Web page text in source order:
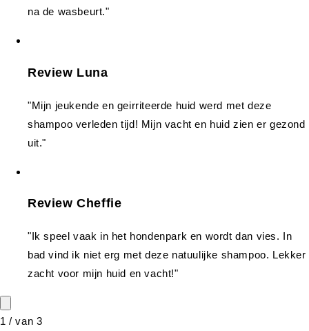
na de wasbeurt."
Review Luna
"Mijn jeukende en geirriteerde huid werd met deze
shampoo verleden tijd! Mijn vacht en huid zien er gezond
uit."
Review Cheffie
"Ik speel vaak in het hondenpark en wordt dan vies. In
bad vind ik niet erg met deze natuulijke shampoo. Lekker
zacht voor mijn huid en vacht!"
1 /van 3